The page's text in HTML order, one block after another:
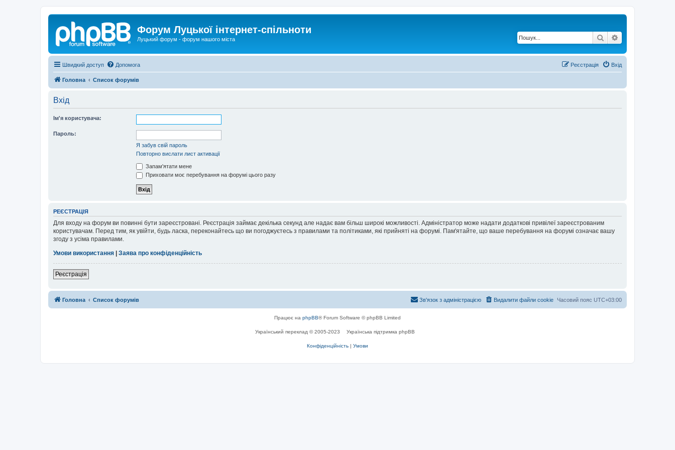
Форум Луцької інтернет-спільноти
Луцький форум - форум нашого міста Пошук
Швидкий доступ Допомога Вхід
Реєстрація
Головна Список форумів
Вхід
Ім'я користувача:
Пароль:
Я забув свій пароль
Повторно вислати лист активації
Запам'ятати мене
Приховати моє перебування на форумі цього разу
РЕЄСТРАЦІЯ
Для входу на форум ви повинні бути зареєстровані. Реєстрація займає декілька секунд але надає вам більш широкі можливості. Адміністратор може надати додаткові привілеї зареєстрованим
користувачам. Перед тим, як увійти, будь ласка, переконайтесь що ви погоджуєтесь з правилами та політиками, які прийняті на форумі. Пам'ятайте, що ваше перебування на форумі означає вашу
згоду з усіма правилами.
Умови використання
Заява про конфіденційність
Реєстрація
Головна Список форумів Часовий пояс UTC+03:00
Видалити файли cookie
Зв'язок з адміністрацією
Працює на phpBB® Forum Software © phpBB Limited
Український переклад © 2005-2023 Українська підтримка phpBB
Конфіденційність | Умови